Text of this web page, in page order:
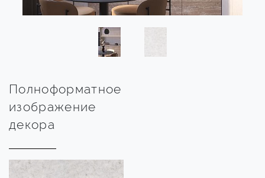
Полноформатное
изображение
декора